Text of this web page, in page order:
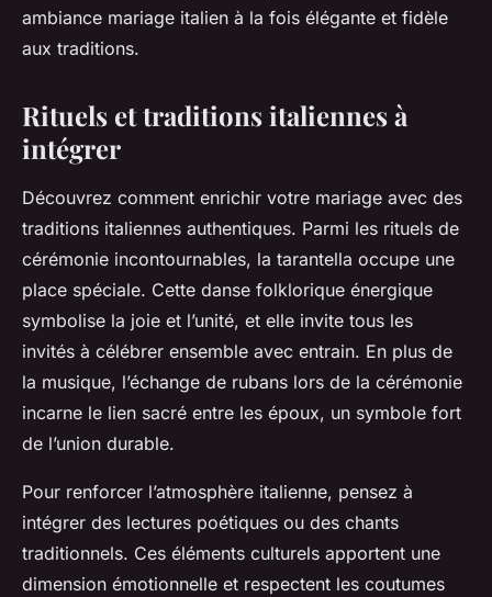
ambiance mariage italien à la fois élégante et fidèle
aux traditions.
Rituels et traditions italiennes à
intégrer
Découvrez comment enrichir votre mariage avec des
traditions italiennes authentiques. Parmi les rituels de
cérémonie incontournables, la tarantella occupe une
place spéciale. Cette danse folklorique énergique
symbolise la joie et l’unité, et elle invite tous les
invités à célébrer ensemble avec entrain. En plus de
la musique, l’échange de rubans lors de la cérémonie
incarne le lien sacré entre les époux, un symbole fort
de l’union durable.
Pour renforcer l’atmosphère italienne, pensez à
intégrer des lectures poétiques ou des chants
traditionnels. Ces éléments culturels apportent une
dimension émotionnelle et respectent les coutumes